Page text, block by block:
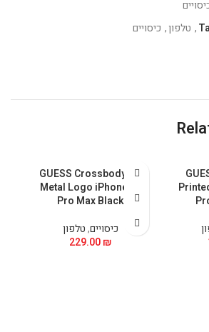
, טלפון, כיסויים
GUESS Crossbody PU
Metal Logo iPhone 15
Pro Max Black
כיסויים,טלפון
229.00₪